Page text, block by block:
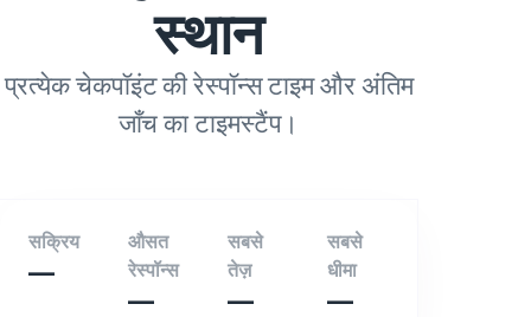
स्थान
प्रत्येक चेकपॉइंट की रेस्पॉन्स टाइम और अंतिम
जाँच का टाइमस्टैंप।
सक्रिय
—
औसत
रेस्पॉन्स
—
सबसे
तेज़
—
सबसे
धीमा
—